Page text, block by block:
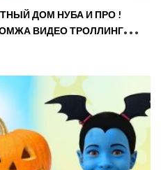
ДОМ НУБА И ПРО !
ВИДЕО ТРОЛЛИНГ